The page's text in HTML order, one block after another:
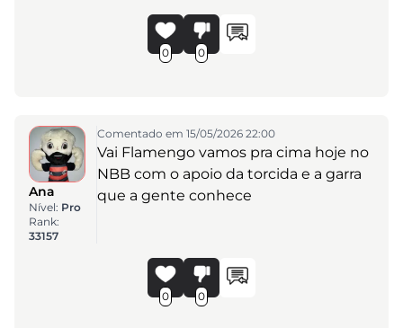
0 0
Ana
Nível: Pro
Rank:
33157
Comentado em 15/05/2026 22:00
Vai Flamengo vamos pra cima hoje no
NBB com o apoio da torcida e a garra
que a gente conhece
0 0